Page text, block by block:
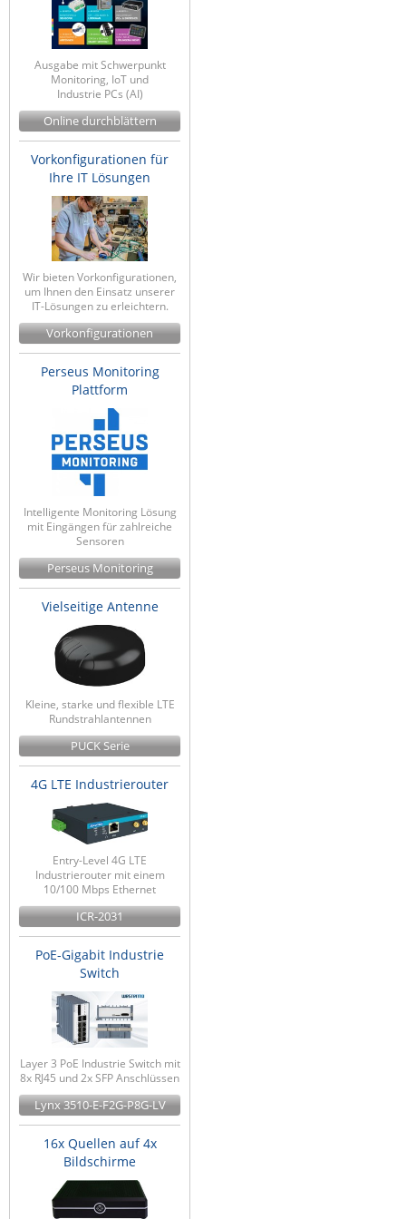
IEC Lock
Kerlink
Kramer Electronics
KVM TEC
Legrand
LigoWave
Milesight
Moxa
Netio
Panorama Antennas
PatchSee
Power Kingdom
Poynting
Riello UPS
Server Technology
Siretta
SIRIO Antenne
Sunbird
Tactical Software
TEKTELIC
Teltonika
Unwired Networks
Vision
WATTECO
Westermo
Yuasa
ZPE Systems
News zu unseren Herstellern
Ausgabe mit Schwerpunkt
Monitoring, IoT und
Industrie PCs (AI)
Online durchblättern
Vorkonfigurationen für
Ihre IT Lösungen
Wir bieten Vorkonfigurationen,
um Ihnen den Einsatz unserer
IT-Lösungen zu erleichtern.
Vorkonfigurationen
Perseus Monitoring
Plattform
Intelligente Monitoring Lösung
mit Eingängen für zahlreiche
Sensoren
Perseus Monitoring
Vielseitige Antenne
Kleine, starke und flexible LTE
Rundstrahlantennen
PUCK Serie
4G LTE Industrierouter
Entry-Level 4G LTE
Industrierouter mit einem
10/100 Mbps Ethernet
ICR-2031
PoE-Gigabit Industrie
Switch
Layer 3 PoE Industrie Switch mit
8x RJ45 und 2x SFP Anschlüssen
Lynx 3510-E-F2G-P8G-LV
16x Quellen auf 4x
Bildschirme